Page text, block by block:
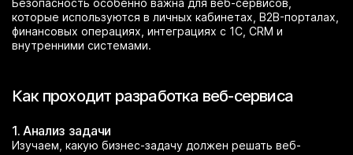
Безопасность особенно важна для веб-сервисов,
которые используются в личных кабинетах, B2B-порталах,
финансовых операциях, интеграциях с 1С, CRM и
внутренними системами.
Как проходит разработка веб-сервиса
1. Анализ задачи
Изучаем, какую бизнес-задачу должен решать веб-